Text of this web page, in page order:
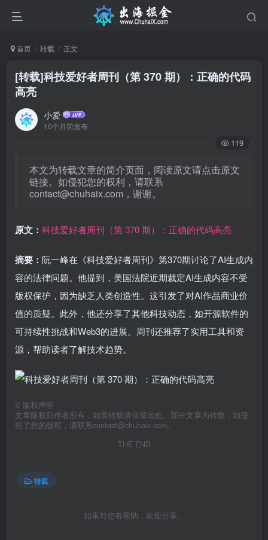
首页 转载 正文
[转载]科技爱好者周刊（第 370 期）：正确的代码
高亮
小爱
10个月前发布
119
本文为转载文章的简介页面，阅读原文请点击原文
链接。如侵犯您的权利，请联系
contact@chuhaix.com ，谢谢。
原文： 科技爱好者周刊（第 370 期）：正确的代码高亮
摘要： 阮一峰在《科技爱好者周刊》第370期讨论了AI生成内
容的法律问题。他提到，美国法院近期裁定AI生成内容不受
版权保护，因为缺乏人类创造性。这引发了对AI作品商业价
值的质疑。此外，他还分享了其他科技动态，如开源软件的
可持续性挑战和Web3的进展。周刊还推荐了实用工具和资
源，帮助读者了解技术趋势。
© 版权声明
文章版权归作者所有，如需转载请保留出处。部分文章为转载，如侵
犯了您的版权，请联系contact@chuhaix.com。
THE END
转载
如果对您有帮助，欢迎分享。